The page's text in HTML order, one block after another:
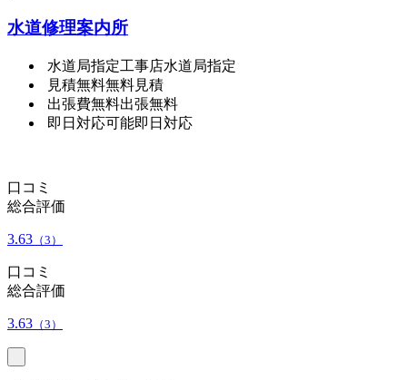
水道修理案内所
水道局指定工事店水道局指定
見積無料無料見積
出張費無料出張無料
即日対応可能即日対応
口コミ
総合評価
3.63 （3）
口コミ
総合評価
3.63 （3）